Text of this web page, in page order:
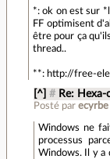
*: ok on est sur
FF optimisent
être pour ça
thread..
**: http://free-
[^] # Re: Hexa-
Posté par ecyrbe
Windows ne
processus
Windows. Il y a